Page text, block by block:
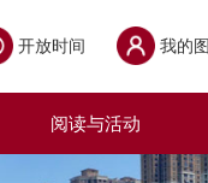
开放时间 我的
阅读与活动